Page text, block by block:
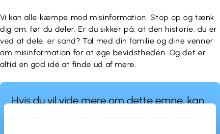
Vi kan alle kæmpe mod misinformation. Stop op og tænk
dig om, før du deler. Er du sikker på, at den historie, du er
ved at dele, er sand? Tal med din familie og dine venner
om misinformation for at øge bevidstheden. Og det er
altid en god idé at finde ud af mere.
Hvis du vil vide mere om dette emne, kan